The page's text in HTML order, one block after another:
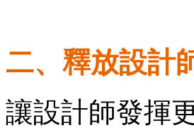
二、釋放設計
讓設計師發揮